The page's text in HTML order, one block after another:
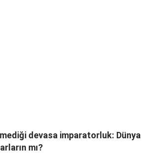
devasa imparatorluk: Dünya
mı?